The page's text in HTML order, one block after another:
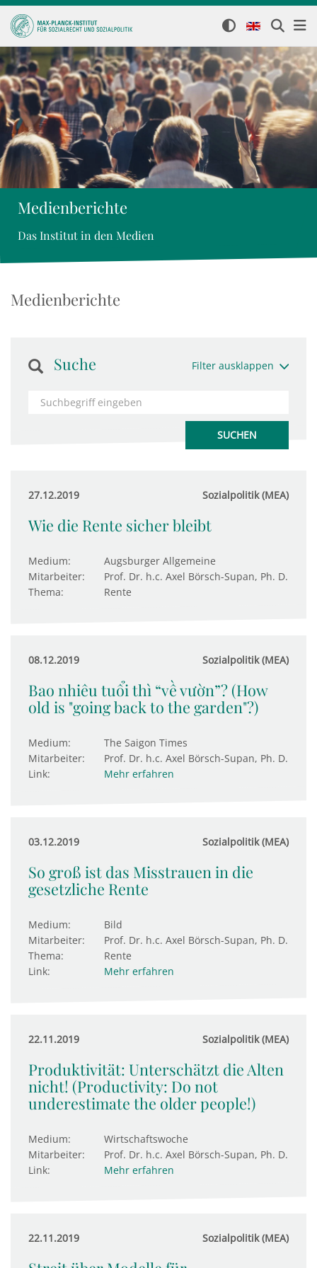
Medienberichte
Das Institut in den Medien
Medienberichte
Suche Filter ausklappen
27.12.2019 Sozialpolitik (MEA)
Wie die Rente sicher bleibt
Medium:
Augsburger Allgemeine
Mitarbeiter:
Prof. Dr. h.c. Axel Börsch-Supan, Ph. D.
Thema:
Rente
08.12.2019 Sozialpolitik (MEA)
Bao nhiêu tuổi thì “về vườn”? (How
old is "going back to the garden"?)
Medium:
The Saigon Times
Mitarbeiter:
Prof. Dr. h.c. Axel Börsch-Supan, Ph. D.
Link:
Mehr erfahren
03.12.2019 Sozialpolitik (MEA)
So groß ist das Misstrauen in die
gesetzliche Rente
Medium:
Bild
Mitarbeiter:
Prof. Dr. h.c. Axel Börsch-Supan, Ph. D.
Thema:
Rente
Link:
Mehr erfahren
22.11.2019 Sozialpolitik (MEA)
Produktivität: Unterschätzt die Alten
nicht! (Productivity: Do not
underestimate the older people!)
Medium:
Wirtschaftswoche
Mitarbeiter:
Prof. Dr. h.c. Axel Börsch-Supan, Ph. D.
Link:
Mehr erfahren
22.11.2019 Sozialpolitik (MEA)